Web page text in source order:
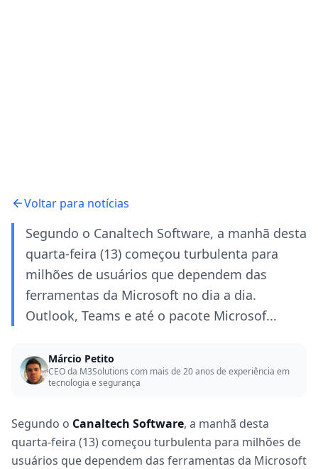
Voltar para notícias
Segundo o Canaltech Software, a manhã desta
quarta-feira (13) começou turbulenta para
milhões de usuários que dependem das
ferramentas da Microsoft no dia a dia.
Outlook, Teams e até o pacote Microsof...
Márcio Petito
CEO da M3Solutions com mais de 20 anos de experiência em
tecnologia e segurança
Segundo o Canaltech Software, a manhã desta
quarta-feira (13) começou turbulenta para milhões de
usuários que dependem das ferramentas da Microsoft